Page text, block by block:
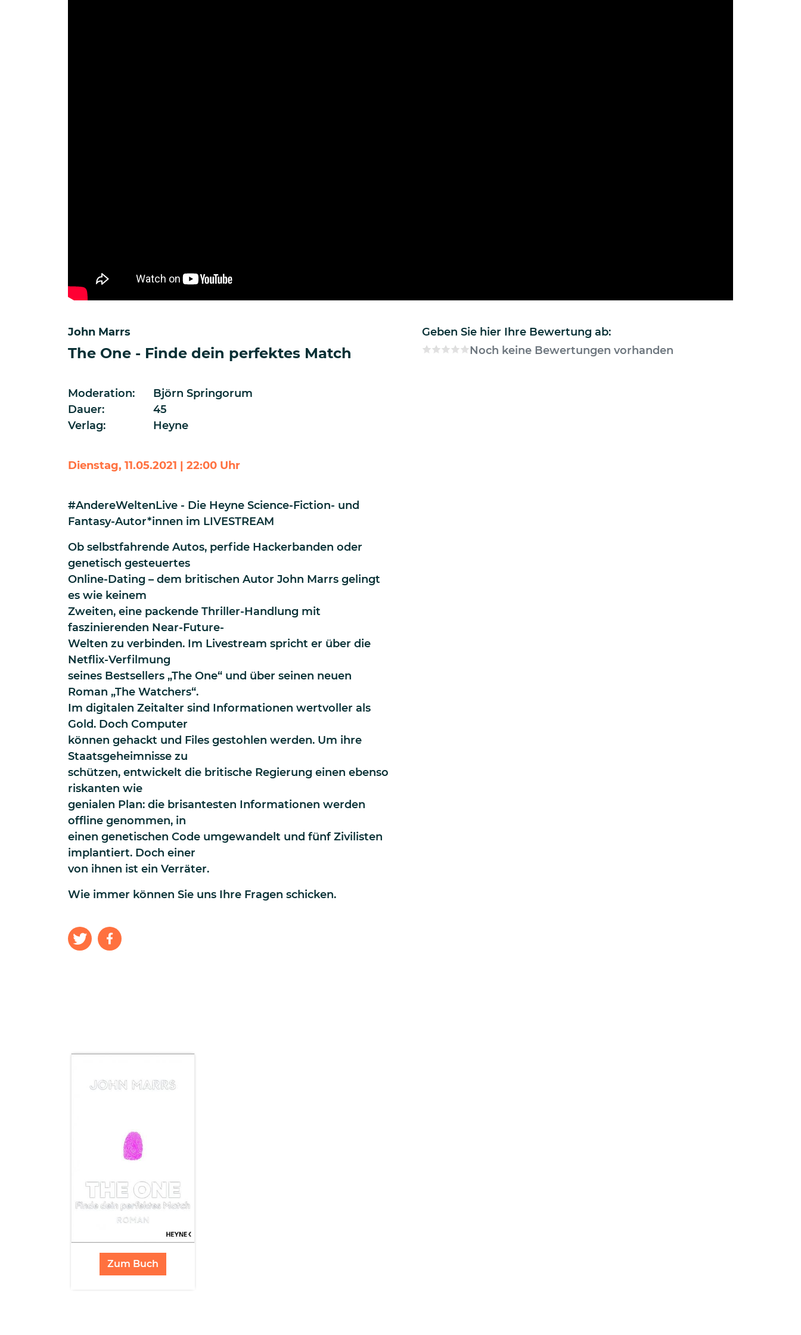
Geben Sie hier Ihre Bewertung ab:
Noch keine Bewertungen vorhanden
John Marrs
The One - Finde dein perfektes Match
Moderation:
Björn Springorum
Dauer:
45
Verlag:
Heyne
Dienstag, 11.05.2021 | 22:00 Uhr
#AndereWeltenLive - Die Heyne Science-Fiction- und
Fantasy-Autor*innen im LIVESTREAM
Ob selbstfahrende Autos, perfide Hackerbanden oder
genetisch gesteuertes
Online-Dating – dem britischen Autor John Marrs gelingt
es wie keinem
Zweiten, eine packende Thriller-Handlung mit
faszinierenden Near-Future-
Welten zu verbinden. Im Livestream spricht er über die
Netflix-Verfilmung
seines Bestsellers „The One“ und über seinen neuen
Roman „The Watchers“.
Im digitalen Zeitalter sind Informationen wertvoller als
Gold. Doch Computer
können gehackt und Files gestohlen werden. Um ihre
Staatsgeheimnisse zu
schützen, entwickelt die britische Regierung einen ebenso
riskanten wie
genialen Plan: die brisantesten Informationen werden
offline genommen, in
einen genetischen Code umgewandelt und fünf Zivilisten
implantiert. Doch einer
von ihnen ist ein Verräter.
Wie immer können Sie uns Ihre Fragen schicken.
Zum Buch